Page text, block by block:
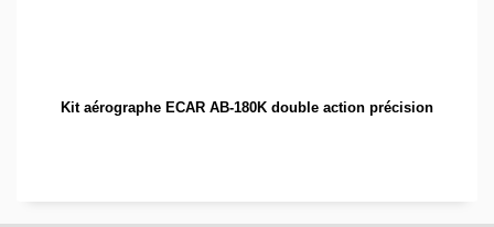
Kit aérographe ECAR AB-180K double action précision